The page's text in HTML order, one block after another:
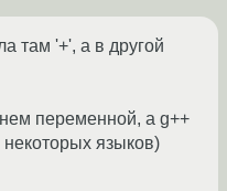
там '+', а в другой
переменной, а g++
языков)